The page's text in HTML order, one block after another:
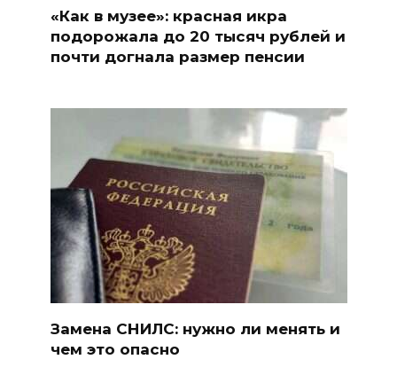
«Как в музее»: красная икра
подорожала до 20 тысяч рублей и
почти догнала размер пенсии
Замена СНИЛС: нужно ли менять и
чем это опасно